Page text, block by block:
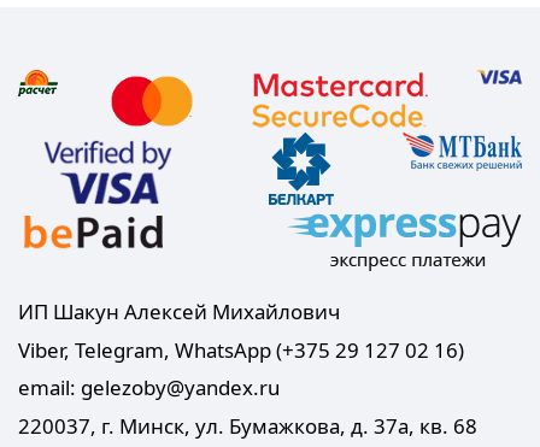
ИП Шакун Алексей Михайлович
Viber, Telegram, WhatsApp (+375 29 127 02 16)
email: gelezoby@yandex.ru
220037, г. Минск, ул. Бумажкова, д. 37а, кв. 68